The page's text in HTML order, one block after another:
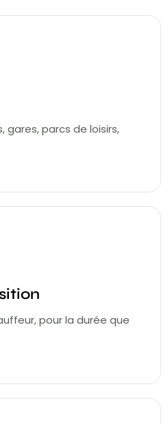
gares, parcs de loisirs,
pour la durée que